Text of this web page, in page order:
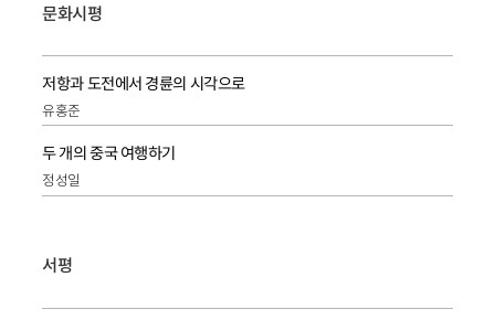
문화시평
저항과 도전에서 경륜의 시각으로
유홍준
두 개의 중국 여행하기
정성일
서평